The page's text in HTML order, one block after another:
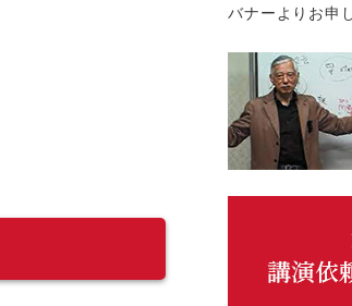
バナーよりお申